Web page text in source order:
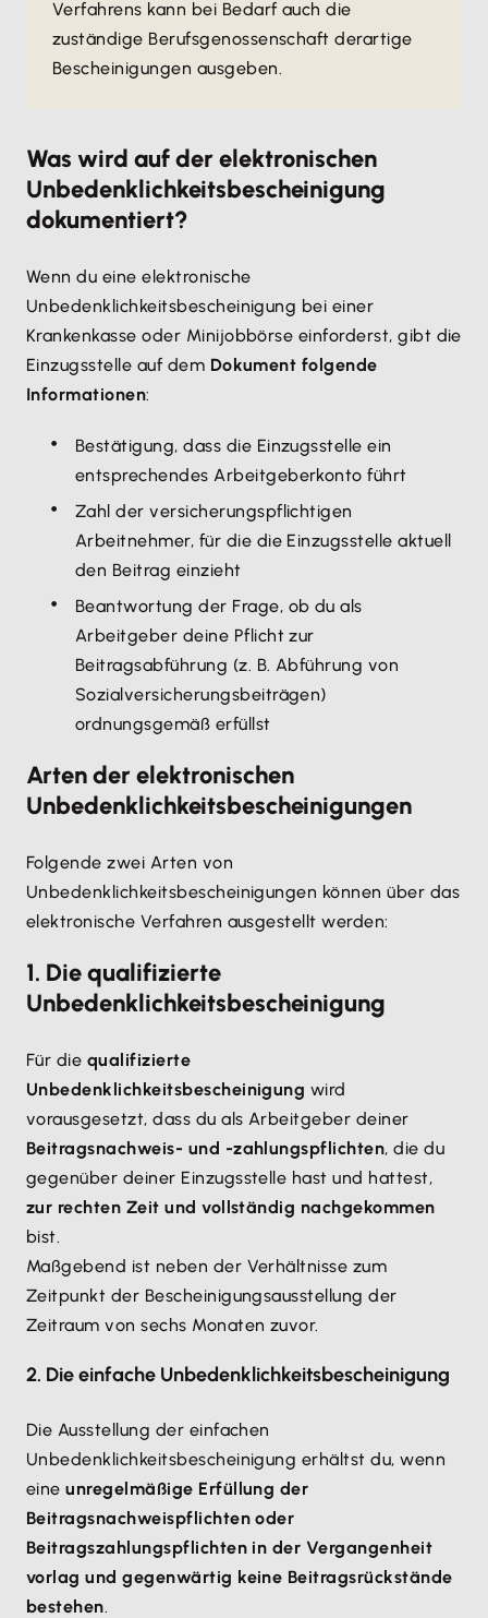
Verfahrens kann bei Bedarf auch die
zuständige Berufsgenossenschaft derartige
Bescheinigungen ausgeben.
Was wird auf der elektronischen
Unbedenklichkeitsbescheinigung
dokumentiert?
Wenn du eine elektronische
Unbedenklichkeitsbescheinigung bei einer
Krankenkasse oder Minijobbörse einforderst, gibt die
Einzugsstelle auf dem Dokument folgende
Informationen:
Bestätigung, dass die Einzugsstelle ein
entsprechendes Arbeitgeberkonto führt
Zahl der versicherungspflichtigen
Arbeitnehmer, für die die Einzugsstelle aktuell
den Beitrag einzieht
Beantwortung der Frage, ob du als
Arbeitgeber deine Pflicht zur
Beitragsabführung (z. B. Abführung von
Sozialversicherungsbeiträgen)
ordnungsgemäß erfüllst
Arten der elektronischen
Unbedenklichkeitsbescheinigungen
Folgende zwei Arten von
Unbedenklichkeitsbescheinigungen können über das
elektronische Verfahren ausgestellt werden:
1. Die qualifizierte
Unbedenklichkeitsbescheinigung
Für die qualifizierte
Unbedenklichkeitsbescheinigung wird
vorausgesetzt, dass du als Arbeitgeber deiner
Beitragsnachweis- und -zahlungspflichten, die du
gegenüber deiner Einzugsstelle hast und hattest,
zur rechten Zeit und vollständig nachgekommen
bist.
Maßgebend ist neben der Verhältnisse zum
Zeitpunkt der Bescheinigungsausstellung der
Zeitraum von sechs Monaten zuvor.
2. Die einfache Unbedenklichkeitsbescheinigung
Die Ausstellung der einfachen
Unbedenklichkeitsbescheinigung erhältst du, wenn
eineunregelmäßige Erfüllung der
Beitragsnachweispflichten oder
Beitragszahlungspflichten in der Vergangenheit
vorlag und gegenwärtig keine Beitragsrückstände
bestehen.